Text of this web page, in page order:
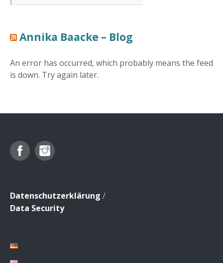
Annika Baacke – Blog
An error has occurred, which probably means the feed
is down. Try again later.
Facebook
Datenschutzerklärung /
Data Security